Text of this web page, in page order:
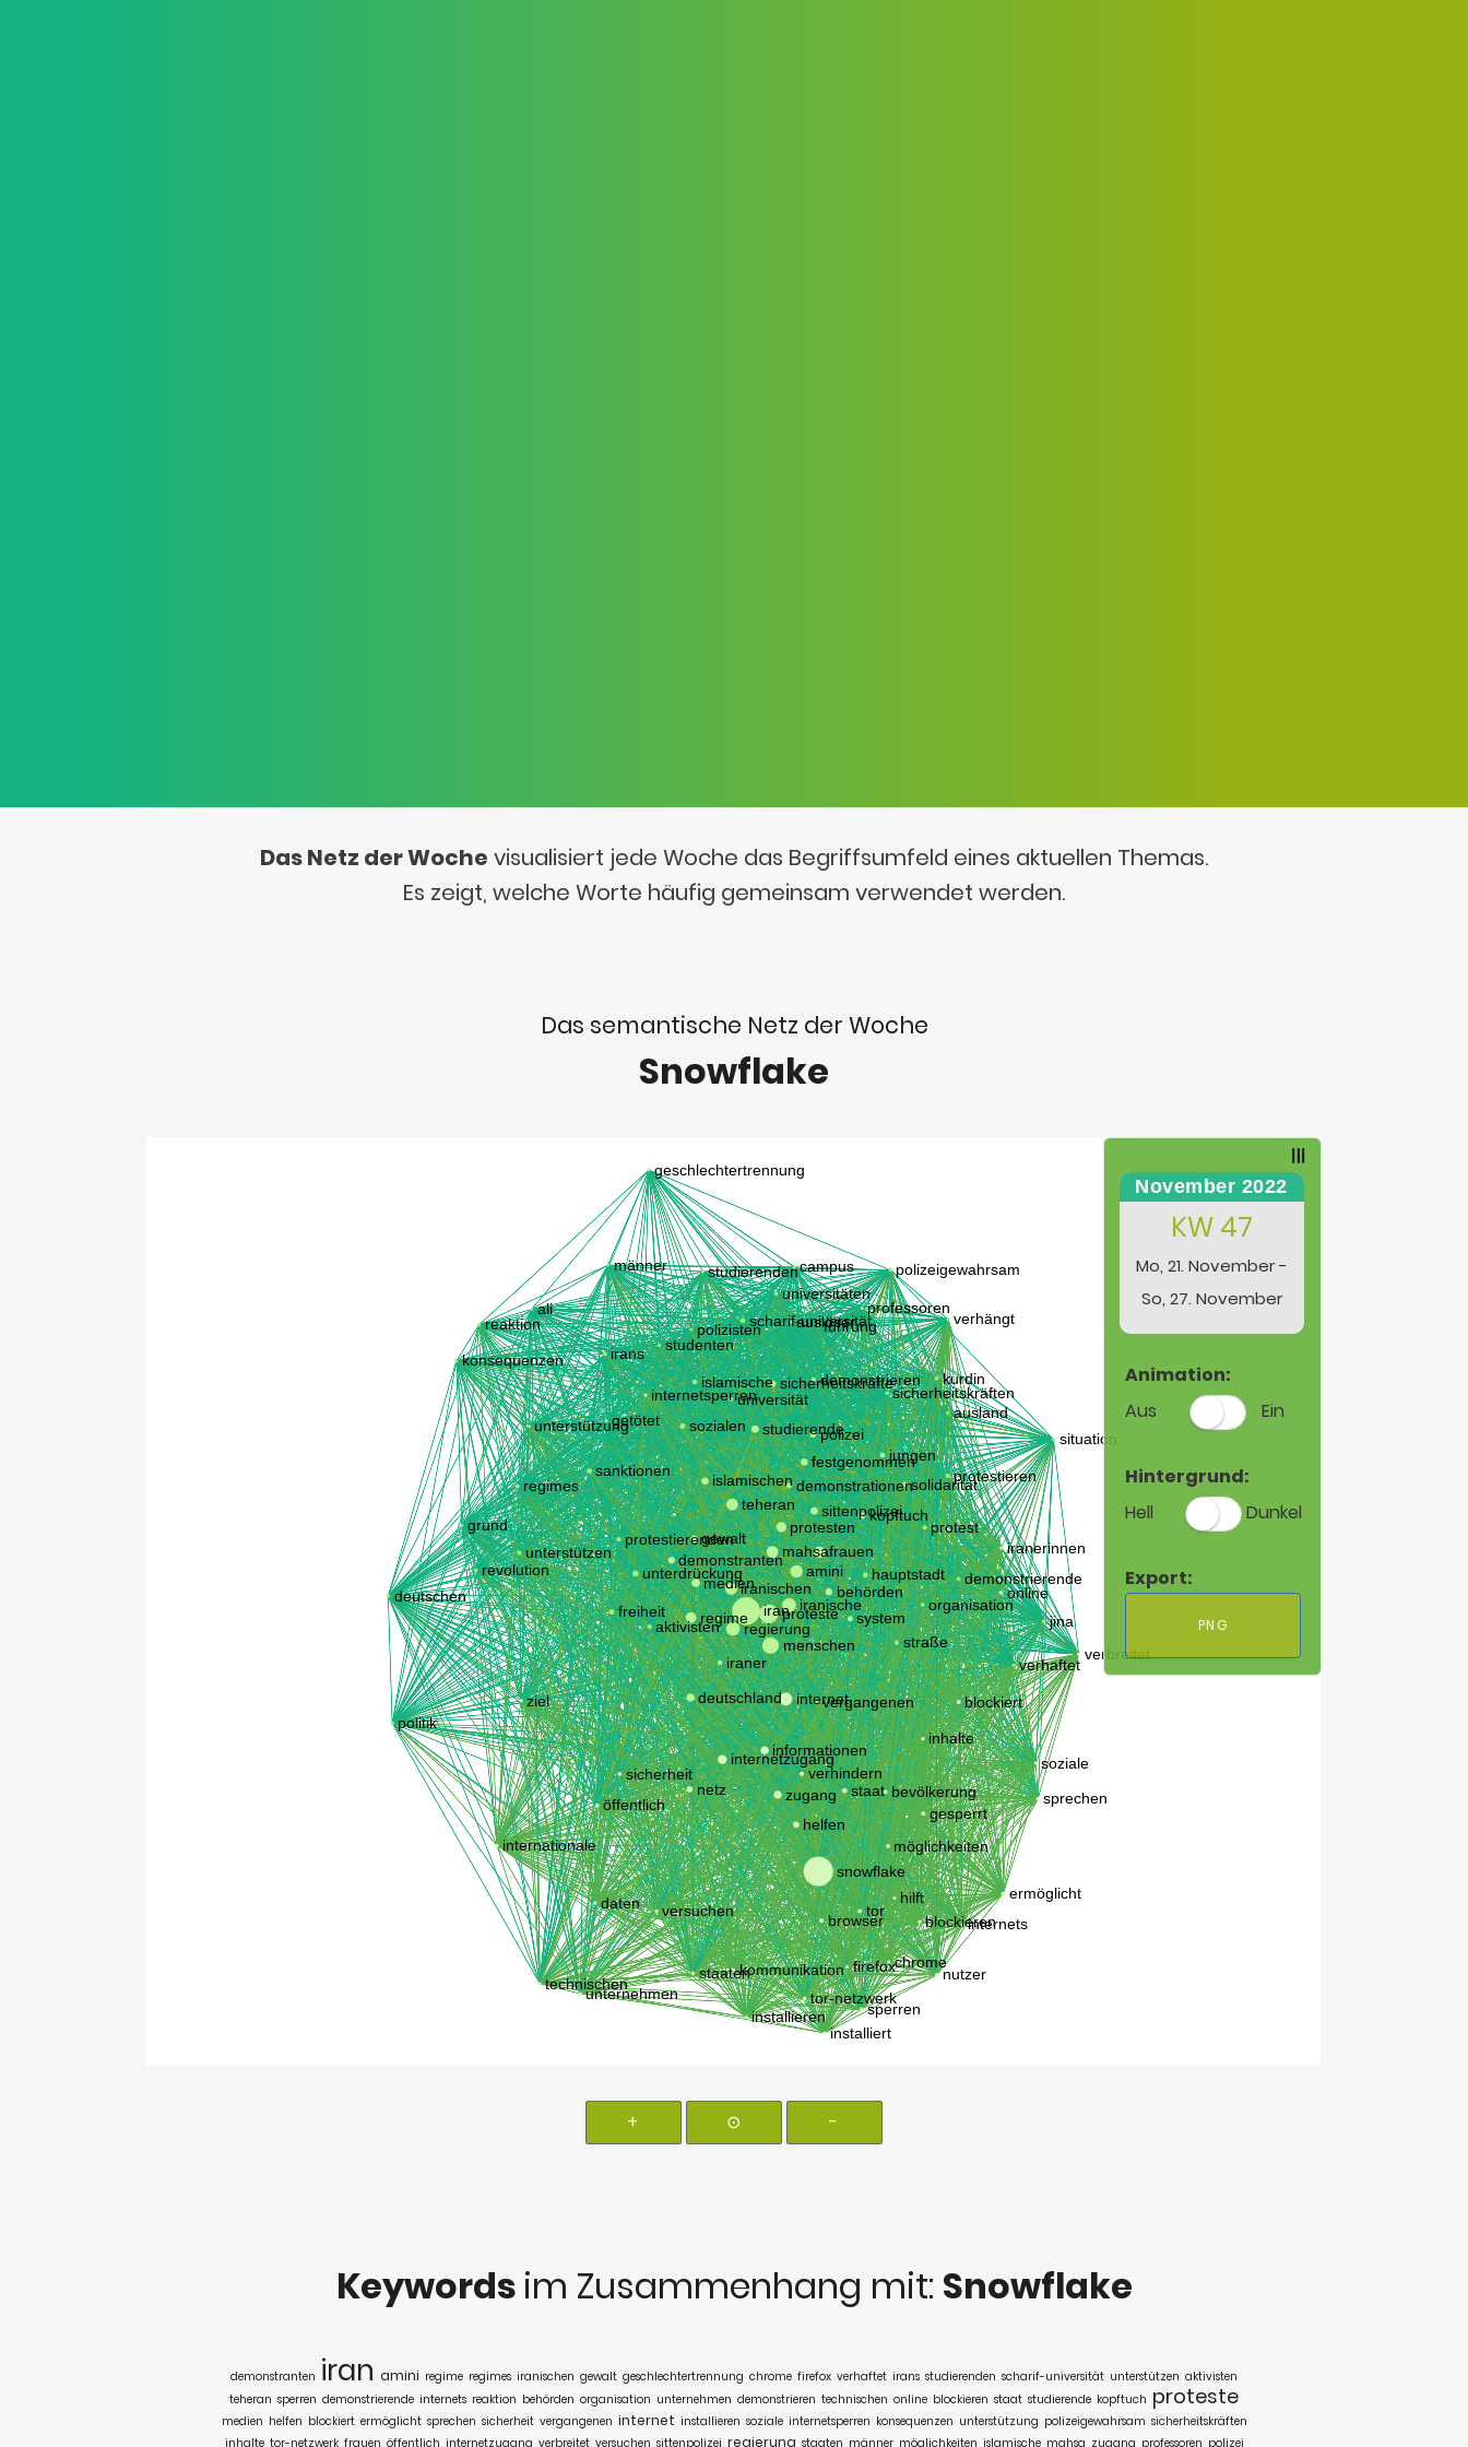
Das Netz der Woche visualisiert jede Woche das Begriffsumfeld eines aktuellen Themas.
Es zeigt, welche Worte häufig gemeinsam verwendet werden.
Das semantische Netz der Woche
Snowflake
+ ⊙ -
November 2022
KW 47
Mo, 21. November -
So, 27. November
Animation:
Aus
Ein
Hintergrund:
Hell
Dunkel
Export:
PNG
Keywords im Zusammenhang mit: Snowflake
demonstranten iran amini regime regimes iranischen gewalt geschlechtertrennung chrome firefox verhaftet irans studierenden scharif-universität unterstützen aktivisten
teheran sperren demonstrierende internets reaktion behörden organisation unternehmen demonstrieren technischen online blockieren staat studierende kopftuch proteste
medien helfen blockiert ermöglicht sprechen sicherheit vergangenen internet installieren soziale internetsperren konsequenzen unterstützung polizeigewahrsam sicherheitskräften
inhalte tor-netzwerk frauen öffentlich internetzugang verbreitet versuchen sittenpolizei regierung staaten männer möglichkeiten islamische mahsa zugang professoren polizei